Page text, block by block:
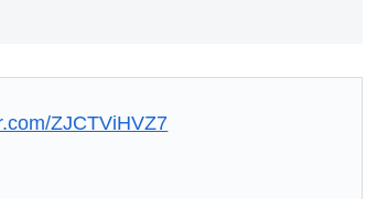
ZJCTViHVZ7